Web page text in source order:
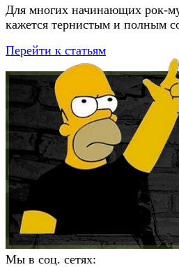
Для многих начинающих рок-
кажется тернистым и полным
Перейти к статьям
Мы в соц. сетях: